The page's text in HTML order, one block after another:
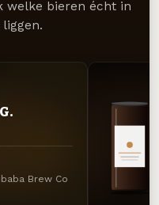
welke bieren écht in
Brew Co